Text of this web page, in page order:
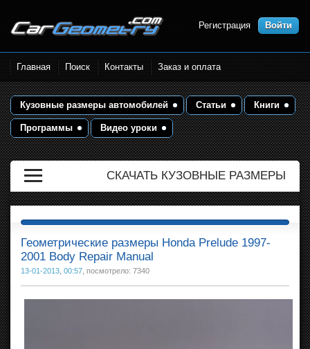
Размеры кузова автомобилей.
Контрольные точки и кузовные
размеры. Геометрия кузова
Регистрация Войти
Главная Поиск Контакты Заказ и оплата
Кузовные размеры автомобилей Статьи Книги
Программы Видео уроки
СКАЧАТЬ КУЗОВНЫЕ РАЗМЕРЫ
Геометрические размеры Honda Prelude 1997-
2001 Body Repair Manual
13-01-2013, 00:57 , посмотрело: 7340